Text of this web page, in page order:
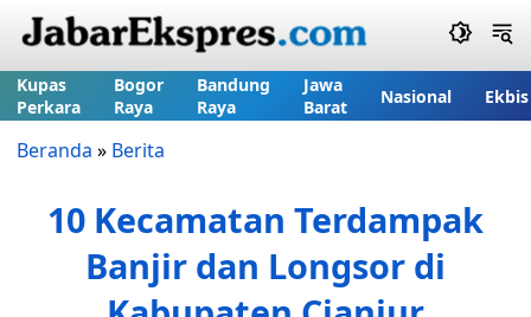
Kupas
Perkara
Bogor
Raya
Bandung
Raya
Jawa
Barat
Nasional Ekbis
Beranda » Berita
10 Kecamatan Terdampak
Banjir dan Longsor di